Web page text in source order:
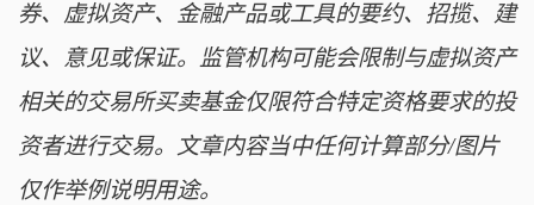
券、虚拟资产、金融产品或工具的要约、招揽、建
议、意见或保证。监管机构可能会限制与虚拟资产
相关的交易所买卖基金仅限符合特定资格要求的投
资者进行交易。文章内容当中任何计算部分/图片
仅作举例说明用途。